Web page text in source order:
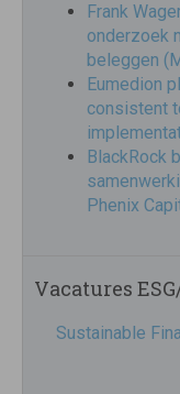
Frank
onderzoek
beleggen
Eumedion
consistent
BlackRock
Phenix
Vacatures
Sustainable